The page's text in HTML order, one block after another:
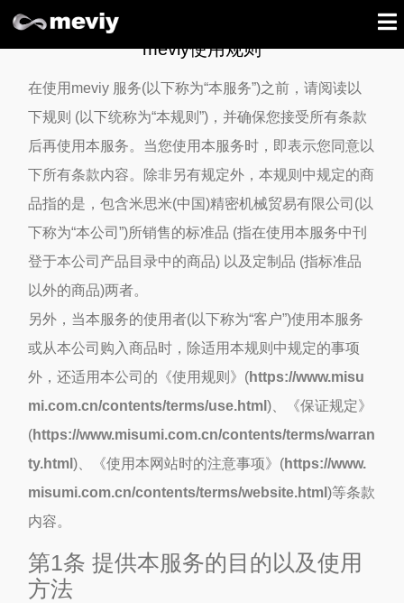
meviy使用规则
在使用meviy 服务(以下称为“本服务”)之前，请阅读以
下规则 (以下统称为“本规则”)，并确保您接受所有条款
后再使用本服务。当您使用本服务时，即表示您同意以
下所有条款内容。除非另有规定外，本规则中规定的商
品指的是，包含米思米(中国)精密机械贸易有限公司(以
下称为“本公司”)所销售的标准品 (指在使用本服务中刊
登于本公司产品目录中的商品) 以及定制品 (指标准品
以外的商品)两者。
另外，当本服务的使用者(以下称为“客户”)使用本服务
或从本公司购入商品时，除适用本规则中规定的事项
外，还适用本公司的《使用规则》(https://www.misu
mi.com.cn/contents/terms/use.html)、《保证规定》
(https://www.misumi.com.cn/contents/terms/warran
ty.html)、《使用本网站时的注意事项》(https://www.
misumi.com.cn/contents/terms/website.html)等条款
内容。
第1条 提供本服务的目的以及使用
方法